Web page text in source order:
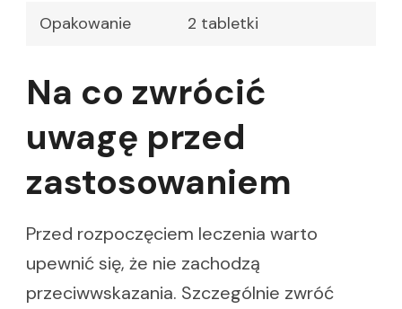
Opakowanie 2 tabletki
Na co zwrócić
uwagę przed
zastosowaniem
Przed rozpoczęciem leczenia warto
upewnić się, że nie zachodzą
przeciwwskazania. Szczególnie zwróć